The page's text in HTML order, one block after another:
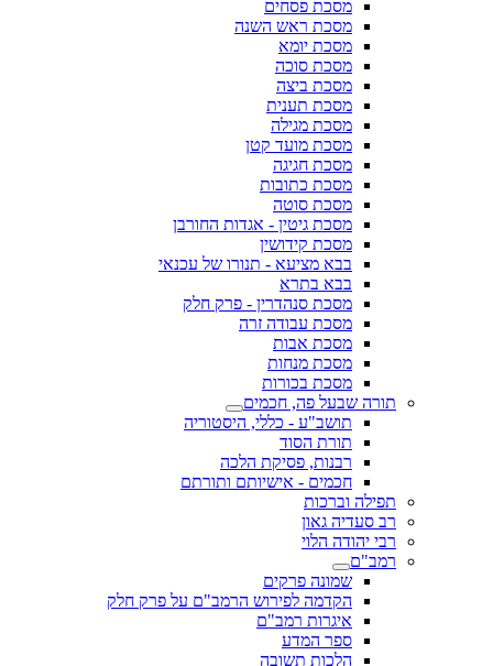
מסכת פסחים
מסכת ראש השנה
מסכת יומא
מסכת סוכה
מסכת ביצה
מסכת תענית
מסכת מגילה
מסכת מועד קטן
מסכת חגיגה
מסכת כתובות
מסכת סוטה
מסכת גיטין - אגדות החורבן
מסכת קידושין
בבא מציעא - תנורו של עכנאי
בבא בתרא
מסכת סנהדרין - פרק חלק
מסכת עבודה זרה
מסכת אבות
מסכת מנחות
מסכת בכורות
תורה שבעל פה, חכמים
תושב"ע - כללי, היסטוריה
תורת הסוד
רבנות, פסיקת הלכה
חכמים - אישיותם ותורתם
תפילה וברכות
רב סעדיה גאון
רבי יהודה הלוי
רמב"ם
שמונה פרקים
הקדמה לפירוש הרמב"ם על פרק חלק
איגרות רמב"ם
ספר המדע
הלכות תשובה